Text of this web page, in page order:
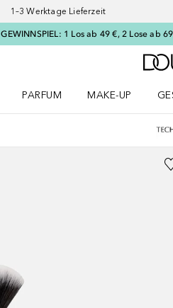
1–3 Werktage Lieferzeit
GEWINNSPIEL: 1 Los ab 49 €, 2 Lose ab
PARFUM
MAKE-UP